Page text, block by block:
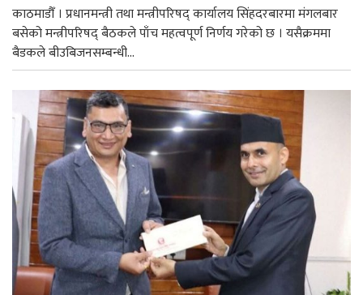
काठमाडौँ । प्रधानमन्त्री तथा मन्त्रीपरिषद् कार्यालय सिंहदरबारमा मंगलबार
बसेको मन्त्रीपरिषद् बैठकले पाँच महत्वपूर्ण निर्णय गरेको छ । यसैक्रममा
बैडकले बीउबिजनसम्बन्धी...